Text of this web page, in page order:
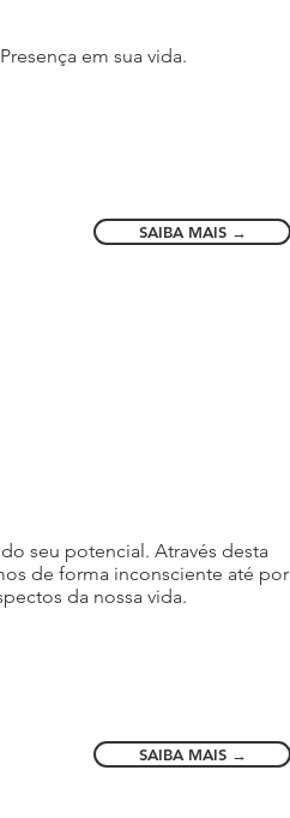
em sua vida.
SAIBA MAIS →
seu potencial. Através desta
de forma inconsciente até por
da nossa vida.
SAIBA MAIS →